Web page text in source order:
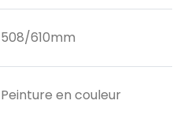
508/610mm
Peinture en couleur